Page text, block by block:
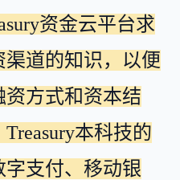
资金云平台求
道的知识，以便
方式和资本结
本科技的
支付、移动银